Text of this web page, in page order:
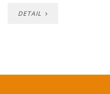
DETAIL